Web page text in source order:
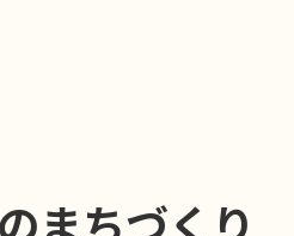
まちづくり